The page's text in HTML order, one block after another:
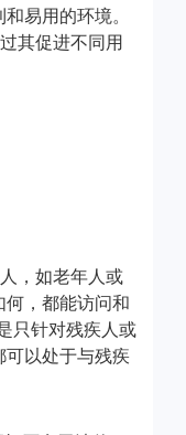
易用的环境。
其促进不同用
，如老年人或
何，都能访问和
只针对残疾人或
可以处于与残疾